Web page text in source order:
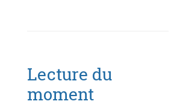
Lecture du
moment